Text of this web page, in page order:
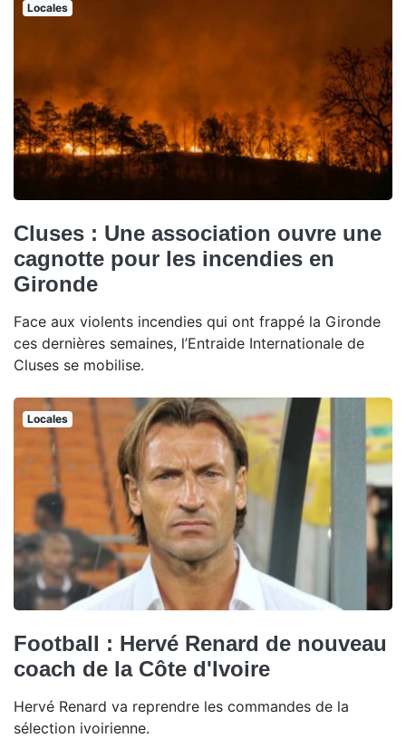
Locales
Cluses : Une association ouvre une
cagnotte pour les incendies en
Gironde
Face aux violents incendies qui ont frappé la Gironde
ces dernières semaines, l’Entraide Internationale de
Cluses se mobilise.
Locales
Football : Hervé Renard de nouveau
coach de la Côte d'Ivoire
Hervé Renard va reprendre les commandes de la
sélection ivoirienne.